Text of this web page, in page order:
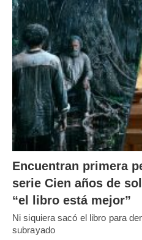
Encuentran primera
serie Cien años de
“el libro está mejor”
Ni siquiera sacó el libro para
subrayado